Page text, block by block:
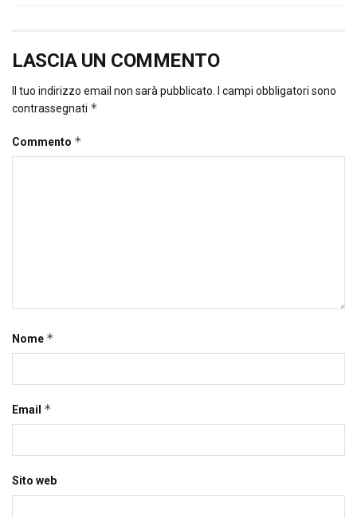
LASCIA UN COMMENTO
Il tuo indirizzo email non sarà pubblicato. I campi obbligatori sono
contrassegnati *
Commento *
Nome *
Email *
Sito web